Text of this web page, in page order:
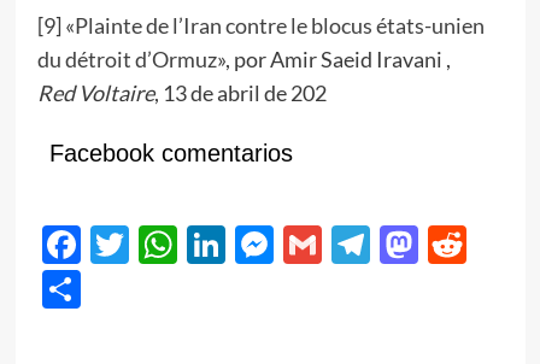
[9] «Plainte de l’Iran contre le blocus états-unien
du détroit d’Ormuz», por Amir Saeid Iravani ,
Red Voltaire, 13 de abril de 202
Facebook comentarios
Facebook
Twitter
WhatsApp
LinkedIn
Messenger
GmailTelegram
Compartir